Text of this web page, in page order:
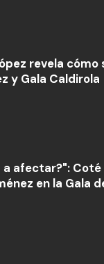
revela
y Gala Caldirola
a afectar?":
en la Gala